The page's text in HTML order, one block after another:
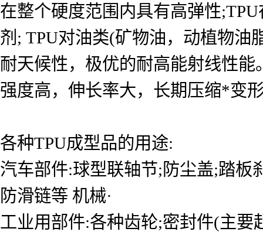
在整个硬度范围内具有高弹性
剂; TPU对油类(矿物油，动植物油
耐天候性，极优的耐高能射线性
强度高，伸长率大，长期压缩*变
各种TPU成型品的用途:
汽车部件:球型联轴节;防尘盖;踏板
防滑链等 机械·
工业用部件:各种齿轮;密封件(主